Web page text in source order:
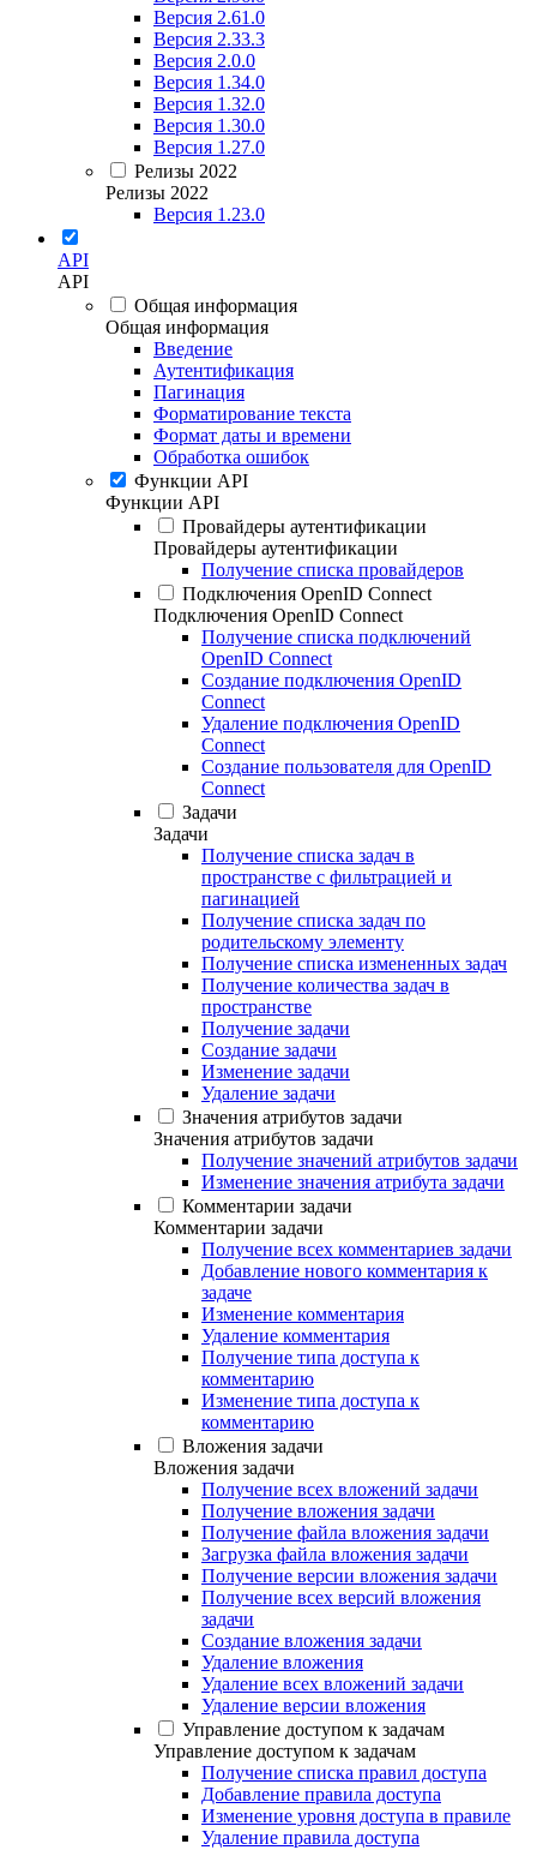
Версия 2.61.0
Версия 2.33.3
Версия 2.0.0
Версия 1.34.0
Версия 1.32.0
Версия 1.30.0
Версия 1.27.0
Релизы 2022
Релизы 2022
Версия 1.23.0
API
API
Общая информация
Общая информация
Введение
Аутентификация
Пагинация
Форматирование текста
Формат даты и времени
Обработка ошибок
Функции API
Функции API
Провайдеры аутентификации
Провайдеры аутентификации
Получение списка провайдеров
Подключения OpenID Connect
Подключения OpenID Connect
Получение списка подключений
OpenID Connect
Создание подключения OpenID
Connect
Удаление подключения OpenID
Connect
Создание пользователя для OpenID
Connect
Задачи
Задачи
Получение списка задач в
пространстве с фильтрацией и
пагинацией
Получение списка задач по
родительскому элементу
Получение списка измененных задач
Получение количества задач в
пространстве
Получение задачи
Создание задачи
Изменение задачи
Удаление задачи
Значения атрибутов задачи
Значения атрибутов задачи
Получение значений атрибутов задачи
Изменение значения атрибута задачи
Комментарии задачи
Комментарии задачи
Получение всех комментариев задачи
Добавление нового комментария к
задаче
Изменение комментария
Удаление комментария
Получение типа доступа к
комментарию
Изменение типа доступа к
комментарию
Вложения задачи
Вложения задачи
Получение всех вложений задачи
Получение вложения задачи
Получение файла вложения задачи
Загрузка файла вложения задачи
Получение версии вложения задачи
Получение всех версий вложения
задачи
Создание вложения задачи
Удаление вложения
Удаление всех вложений задачи
Удаление версии вложения
Управление доступом к задачам
Управление доступом к задачам
Получение списка правил доступа
Добавление правила доступа
Изменение уровня доступа в правиле
Удаление правила доступа